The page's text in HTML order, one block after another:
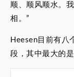
顺、顺风顺水。
相。”
Heesen目前有八
段，其中最大的